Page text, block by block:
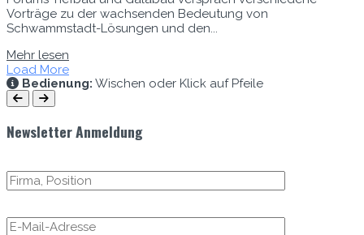
Vorträge zu der wachsenden Bedeutung von
Schwammstadt-Lösungen und den...
Mehr lesen
Load More
Bedi­enung: Wis­chen oder Klick auf Pfeile
Newsletter Anmeldung